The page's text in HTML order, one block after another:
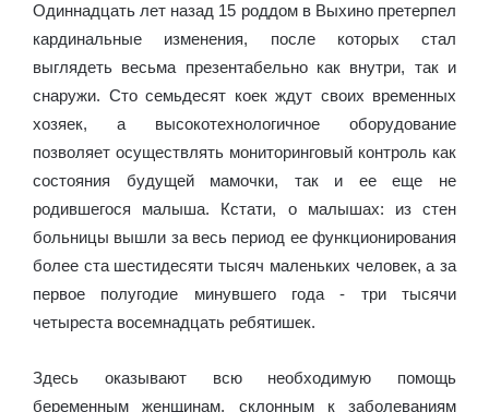
Одиннадцать лет назад 15 роддом в Выхино претерпел
кардинальные изменения, после которых стал
выглядеть весьма презентабельно как внутри, так и
снаружи. Сто семьдесят коек ждут своих временных
хозяек, а высокотехнологичное оборудование
позволяет осуществлять мониторинговый контроль как
состояния будущей мамочки, так и ее еще не
родившегося малыша. Кстати, о малышах: из стен
больницы вышли за весь период ее функционирования
более ста шестидесяти тысяч маленьких человек, а за
первое полугодие минувшего года - три тысячи
четыреста восемнадцать ребятишек.
Здесь оказывают всю необходимую помощь
беременным женщинам, склонным к заболеваниям